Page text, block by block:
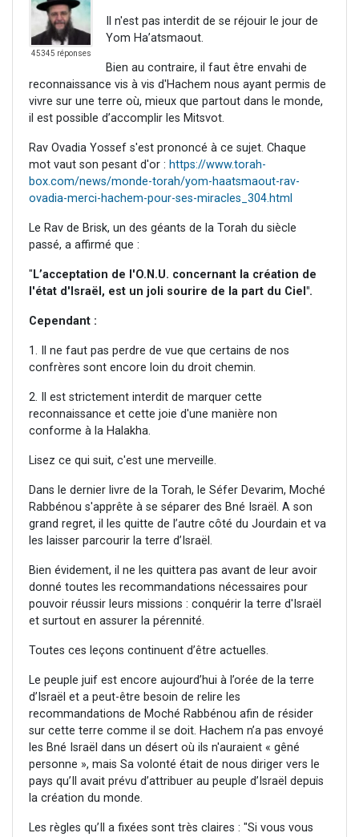
45345 réponses
Il n'est pas interdit de se réjouir le jour de
Yom Ha’atsmaout.
Bien au contraire, il faut être envahi de
reconnaissance vis à vis d'Hachem nous ayant permis de
vivre sur une terre où, mieux que partout dans le monde,
il est possible d’accomplir les Mitsvot.
Rav Ovadia Yossef s'est prononcé à ce sujet. Chaque
mot vaut son pesant d'or : https://www.torah-
box.com/news/monde-torah/yom-haatsmaout-rav-
ovadia-merci-hachem-pour-ses-miracles_304.html
Le Rav de Brisk, un des géants de la Torah du siècle
passé, a affirmé que :
"L’acceptation de l'O.N.U. concernant la création de
l'état d'Israël, est un joli sourire de la part du Ciel".
Cependant :
1. Il ne faut pas perdre de vue que certains de nos
confrères sont encore loin du droit chemin.
2. Il est strictement interdit de marquer cette
reconnaissance et cette joie d'une manière non
conforme à la Halakha.
Lisez ce qui suit, c'est une merveille.
Dans le dernier livre de la Torah, le Séfer Devarim, Moché
Rabbénou s'apprête à se séparer des Bné Israël. A son
grand regret, il les quitte de l’autre côté du Jourdain et va
les laisser parcourir la terre d’Israël.
Bien évidement, il ne les quittera pas avant de leur avoir
donné toutes les recommandations nécessaires pour
pouvoir réussir leurs missions : conquérir la terre d'Israël
et surtout en assurer la pérennité.
Toutes ces leçons continuent d’être actuelles.
Le peuple juif est encore aujourd’hui à l’orée de la terre
d’Israël et a peut-être besoin de relire les
recommandations de Moché Rabbénou afin de résider
sur cette terre comme il se doit. Hachem n’a pas envoyé
les Bné Israël dans un désert où ils n'auraient « gêné
personne », mais Sa volonté était de nous diriger vers le
pays qu’Il avait prévu d’attribuer au peuple d’Israël depuis
la création du monde.
Les règles qu’Il a fixées sont très claires : "Si vous vous